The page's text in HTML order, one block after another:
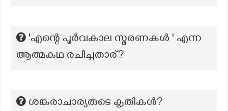
'എന്റെ പൂർവകാല സ്മരണകൾ ' എന്ന
ആത്മകഥ രചിച്ചതാര്?
ശങ്കരാചാര്യരുടെ കൃതികൾ?